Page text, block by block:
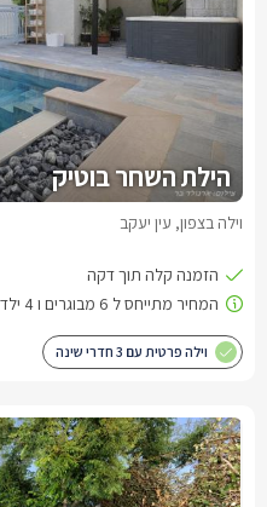
הילת השחר בוטיק
וילה בצפון, עין יעקב
וילה פרטית עם 3 חדרי שינה